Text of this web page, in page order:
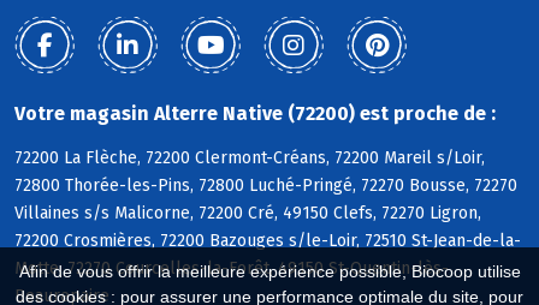
Afin de vous offrir la meilleure expérience possible, Biocoop utilise
des cookies : pour assurer une performance optimale du site, pour
Votre magasin Alterre Native (72200) est proche de :
72200 La Flèche, 72200 Clermont-Créans, 72200 Mareil s/Loir,
72800 Thorée-les-Pins, 72800 Luché-Pringé, 72270 Bousse, 72270
Villaines s/s Malicorne, 72200 Cré, 49150 Clefs, 72270 Ligron,
72200 Crosmières, 72200 Bazouges s/le-Loir, 72510 St-Jean-de-la-
Motte, 72270 Courcelles-la-Forêt, 49150 St-Quentin-lès-
Beaurepaire